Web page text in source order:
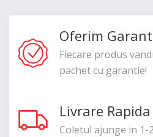
Oferim
Fiecare produs
pachet cu garantie!
Livrare Rapida
Coletul ajunge in 1-